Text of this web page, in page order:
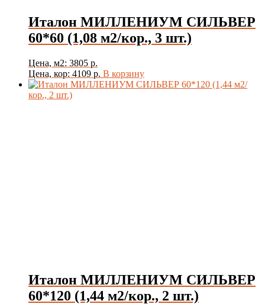
Италон МИЛЛЕНИУМ СИЛЬВЕР
60*60 (1,08 м2/кор., 3 шт.)
Цена, м2: 3805 р.
Цена, кор: 4109 р. В корзину
Италон МИЛЛЕНИУМ СИЛЬВЕР
60*120 (1,44 м2/кор., 2 шт.)